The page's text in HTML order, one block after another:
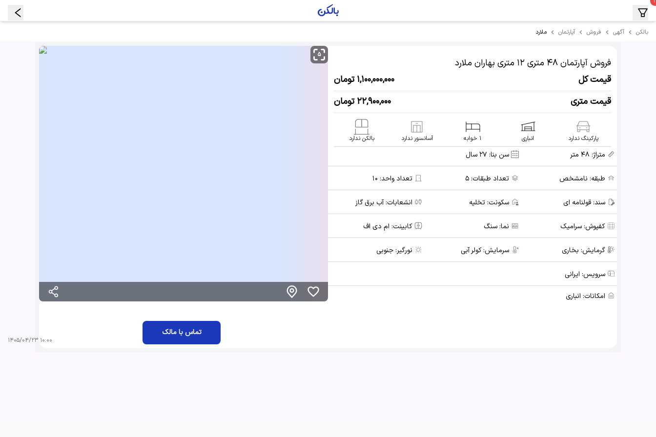
بالکن آگهی فروش آپارتمان ملارد
فروش آپارتمان۴۸ متری ۱۲ متری بهاران
ملارد
قیمت کل
۱,۱۰۰,۰۰۰,۰۰۰ تومان
قیمت متری
۲۲,۹۰۰,۰۰۰ تومان
پارکینگ ندارد انباری ۱ خوابه آسانسور ندارد بالکن ندارد
متراژ: ۴۸ متر سن بنا: ۲۷ سال
طبقه: نامشخص تعداد طبقات:۵ تعداد واحد: ۱۰
سند:قولنامه ای سکونت:تخلیه انشعابات:آب برق گاز
کفپوش:سرامیک نما:سنگ کابینت: ام دی اف
گرمایش: بخاری سرمایش:کولر آبی نورگیر:جنوبی
سرویس: ایرانی
امکانات: انباری
۵
تماس با مالک
۱۰:۰۰ ۱۴۰۵/۰۴/۲۳